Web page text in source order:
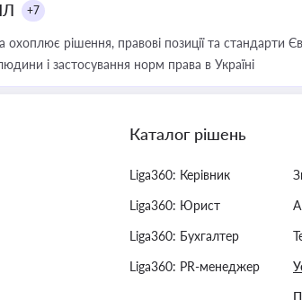
+7
охоплює рішення, правові позиції та стандарти
і застосування норм права в Україні
Каталог рішень
Liga360: Керівник
Liga360: Юрист
Liga360: Бухгалтер
Liga360: PR-менеджер